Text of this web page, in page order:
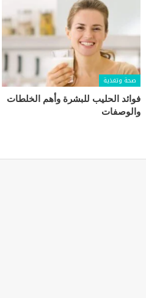
صحة وتغذية
فوائد الحليب للبشرة​ وأهم الخلطات
والوصفات